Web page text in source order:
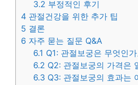
3.2 부정적인 후기
4 관절건강을 위한 추가 팁
5 결론
6 자주 묻는 질문 Q&A
6.1 Q1: 관절보궁은 무엇인
6.2 Q2: 관절보궁의 가격은
6.3 Q3: 관절보궁의 효과는